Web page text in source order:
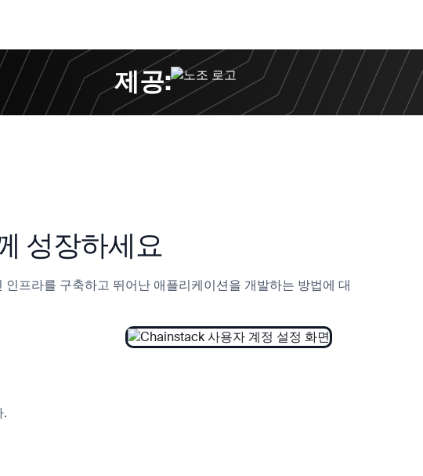
제공:
성장하세요
프라를 구축하고 뛰어난 애플리케이션을 개발하는 방법에 대
.